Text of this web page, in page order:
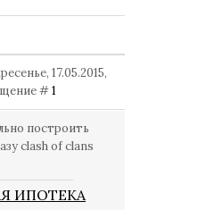
17.05.2015,
#1
построить
clash of clans
ИПОТЕКА